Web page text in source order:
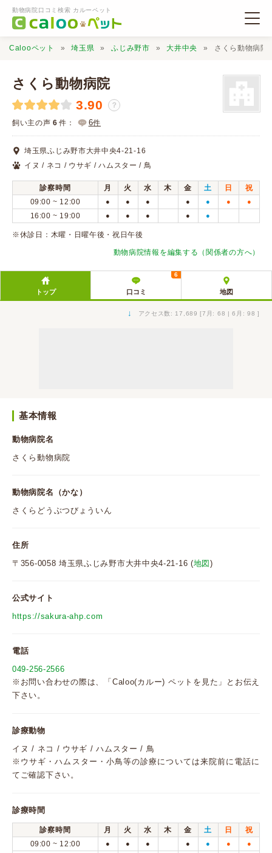
動物病院口コミ検索 カルーペット
動物病院検索
口コミ検索
Calooペットとは？
口コミ投稿
Calooペット 埼玉県 ふじみ野市 大井中央 さくら動物病院
さくら動物病院
3.90 ？
飼い主の声 6 件： 6件
埼玉県ふじみ野市大井中央4-21-16
イヌ / ネコ / ウサギ / ハムスター / 鳥
診察時間 月 火 水 木 金 土 日
祝
09:00 ~ 12:00
● ● ● ● ● ● ●
16:00 ~ 19:00 ● ● ● ● ●
※休診日：木曜・日曜午後・祝日午後
動物病院情報を編集する（関係者の方へ）
トップ 口コミ
6
地図
↓ アクセス数: 17,689 [7月: 68 | 6月: 98 ]
基本情報
動物病院名
さくら動物病院
動物病院名（かな）
さくらどうぶつびょういん
住所
〒356-0058 埼玉県ふじみ野市大井中央4-21-16 (地図)
公式サイト
https://sakura-ahp.com
電話
049-256-2566
※お問い合わせの際は、「Caloo(カルー) ペットを見た」とお伝え
下さい。
診療動物
イヌ / ネコ / ウサギ / ハムスター / 鳥
※ウサギ・ハムスター・小鳥等の診療については来院前に電話に
てご確認下さい。
診療時間
診察時間 月 火 水 木 金 土 日
祝
09:00 ~ 12:00
● ● ● ● ● ● ●